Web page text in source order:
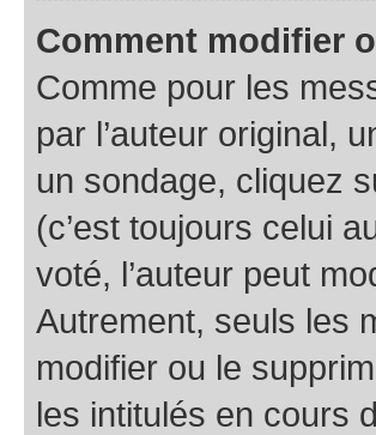
Comment modifier
Comme pour les
par l’auteur original,
un sondage, cliquez
(c’est toujours celui
voté, l’auteur peut
Autrement, seuls les
modifier ou le
les intitulés en cours